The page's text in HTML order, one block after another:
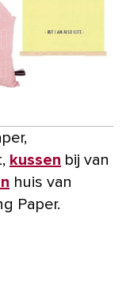
kussen bij van
huis van
Paper.